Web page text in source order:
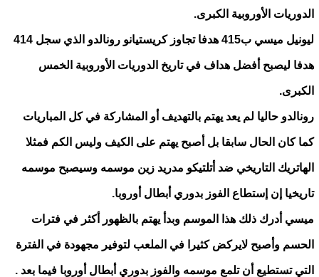
الدوريات الأوروبية الكبرى.
ليونيل ميسي ب415 هدفا تجاوز كريستيانو رونالدو الذي سجل 414
هدفا ليصبح أفضل هداف في تاريخ الدوريات الأوروبية الخمس
الكبرى.
رونالدو حاليا لم يعد يهتم بالتهديف أو المشاركة في كل المباريات
كما كان الحال سابقا بل أصبح يهتم على الكيف وليس الكم فمثلا
الهاتريك التاريخي ضد أتلتيكو مدريد زين موسمه وسيصبح موسمه
تاريخيا إن إستطاع الفوز بدوري أبطال أوروبا.
ميسي أدرك ذلك هذا الموسم وبدأ يهتم بالظهور أكثر في فترات
الحسم وأصبح لايركض كثيرا في الملعب لتوفير مجهودة في الفترة
التي تستطيع أن تلمع موسمه والفوز بدوري أبطال أوروبا فيما بعد .